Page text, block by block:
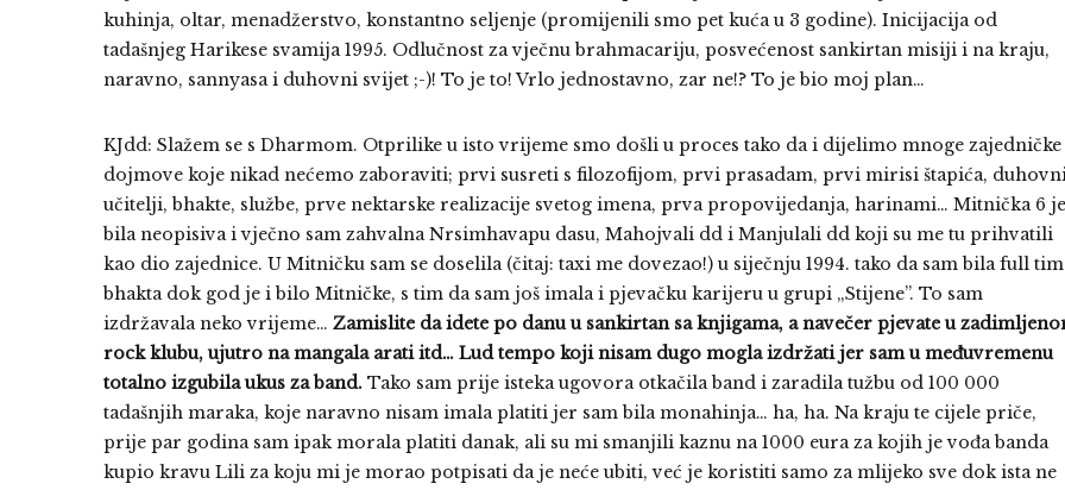
kuhinja, oltar, menadžerstvo, konstantno seljenje (promijenili smo pet kuća u 3 godine). Inicijacija od
tadašnjeg Harikese svamija 1995. Odlučnost za vječnu brahmacariju, posvećenost sankirtan misiji i na kraju,
naravno, sannyasa i duhovni svijet ;-)! To je to! Vrlo jednostavno, zar ne!? To je bio moj plan…
KJdd: Slažem se s Dharmom. Otprilike u isto vrijeme smo došli u proces tako da i dijelimo mnoge zajedničke
dojmove koje nikad nećemo zaboraviti; prvi susreti s filozofijom, prvi prasadam, prvi mirisi štapića,
učitelji, bhakte, službe, prve nektarske realizacije svetog imena, prva propovijedanja, harinami… Mitnička 6 je
bila neopisiva i vječno sam zahvalna Nrsimhavapu dasu, Mahojvali dd i Manjulali dd koji su me tu prihvatili
kao dio zajednice. U Mitničku sam se doselila (čitaj: taxi me dovezao!) u siječnju 1994. tako da sam bila full
bhakta dok god je i bilo Mitničke, s tim da sam još imala i pjevačku karijeru u grupi „Stijene”. To sam
izdržavala neko vrijeme… Zamislite da idete po danu u sankirtan sa knjigama, a navečer pjevate u
rock klubu, ujutro na mangala arati itd… Lud tempo koji nisam dugo mogla izdržati jer sam u međuvremenu
totalno izgubila ukus za band. Tako sam prije isteka ugovora otkačila band i zaradila tužbu od 100 000
tadašnjih maraka, koje naravno nisam imala platiti jer sam bila monahinja… ha, ha. Na kraju te cijele priče,
prije par godina sam ipak morala platiti danak, ali su mi smanjili kaznu na 1000 eura za kojih je vođa banda
kupio kravu Lili za koju mi je morao potpisati da je neće ubiti, već je koristiti samo za mlijeko sve dok ista ne